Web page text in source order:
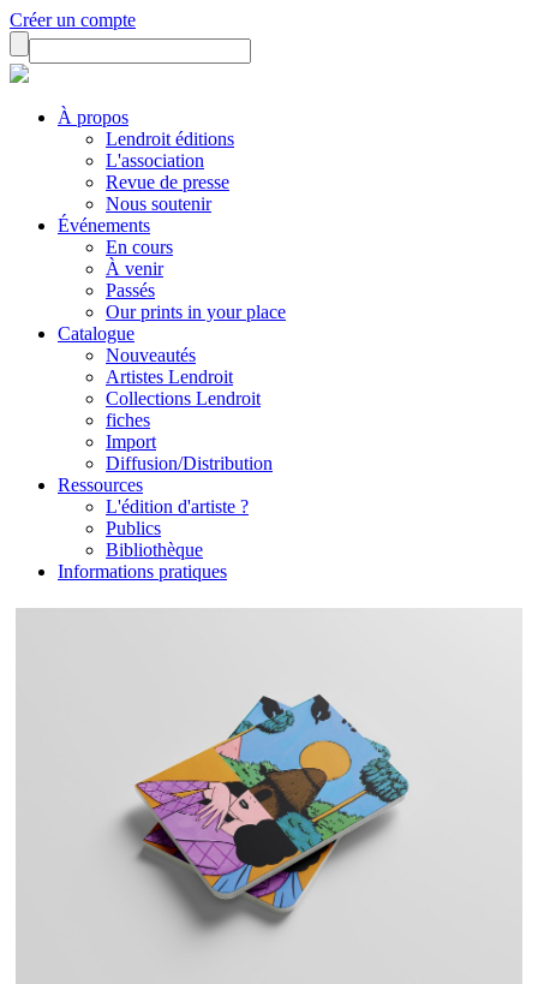
Créer un compte
À propos
Lendroit éditions
L'association
Revue de presse
Nous soutenir
Événements
En cours
À venir
Passés
Our prints in your place
Catalogue
Nouveautés
Artistes Lendroit
Collections Lendroit
fiches
Import
Diffusion/Distribution
Ressources
L'édition d'artiste ?
Publics
Bibliothèque
Informations pratiques